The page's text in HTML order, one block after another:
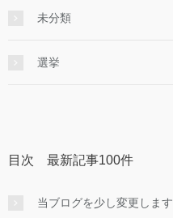
未分類
選挙
目次 最新記事100件
当ブログを少し変更します